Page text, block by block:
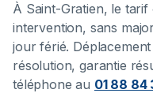
À Saint-Gratien, le tarif
intervention, sans
jour férié.
résolution, garantie
téléphone au 01 88 84